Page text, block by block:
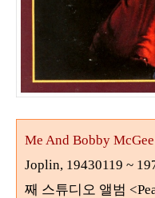
Me And Bobby McGee
Joplin, 19430119 ~
째 스튜디오 앨범